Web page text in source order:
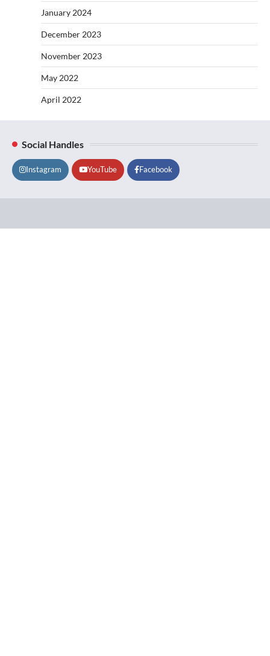
January 2024
December 2023
November 2023
May 2022
April 2022
Social Handles
Instagram YouTube Facebook